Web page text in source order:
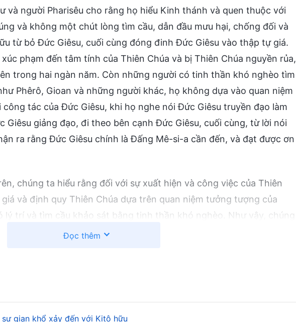
và người Pharisêu cho rằng họ hiểu Kinh thánh và quen thuộc với
và không một chút lòng tìm cầu, dẫn đầu mưu hại, chống đối và
từ bỏ Đức Giêsu, cuối cùng đóng đinh Đức Giêsu vào thập tự giá.
phạm đến tâm tính của Thiên Chúa và bị Thiên Chúa nguyền rủa,
trong hai ngàn năm. Còn những người có tinh thần khó nghèo tìm
Phêrô, Gioan và những người khác, họ không dựa vào quan niệm
tác của Đức Giêsu, khi họ nghe nói Đức Giêsu truyền đạo làm
giảng đạo, đi theo bên cạnh Đức Giêsu, cuối cùng, từ lời nói
ra rằng Đức Giêsu chính là Đấng Mê-si-a cần đến, và đạt được ơn
chúng ta hiểu rằng đối với sự xuất hiện và công việc của Thiên
và định quy Thiên Chúa dựa trên quan niệm tưởng tượng của
lý trí và tìm cầu khảo sát bằng tinh thần khó nghèo. Như vậy, chúng
hiện của Thiên Chúa, và nhận được sự dẫn dắt, hướng dẫn của
Thiên Chúa.
Kinh thánh nhiều lần có tiên tri rằng: “Ai có tai thì hãy nghe
thánh!” Còn chương 3 câu 20: “
Đọc thêm
gian khổ xảy đến với Kitô hữu